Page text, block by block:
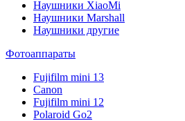
Наушники XiaoMi
Наушники Marshall
Наушники другие
Фотоаппараты
Fujifilm mini 13
Canon
Fujifilm mini 12
Polaroid Go2